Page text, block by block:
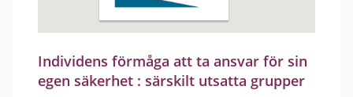
Individens förmåga att ta ansvar för sin
egen säkerhet : särskilt utsatta grupper